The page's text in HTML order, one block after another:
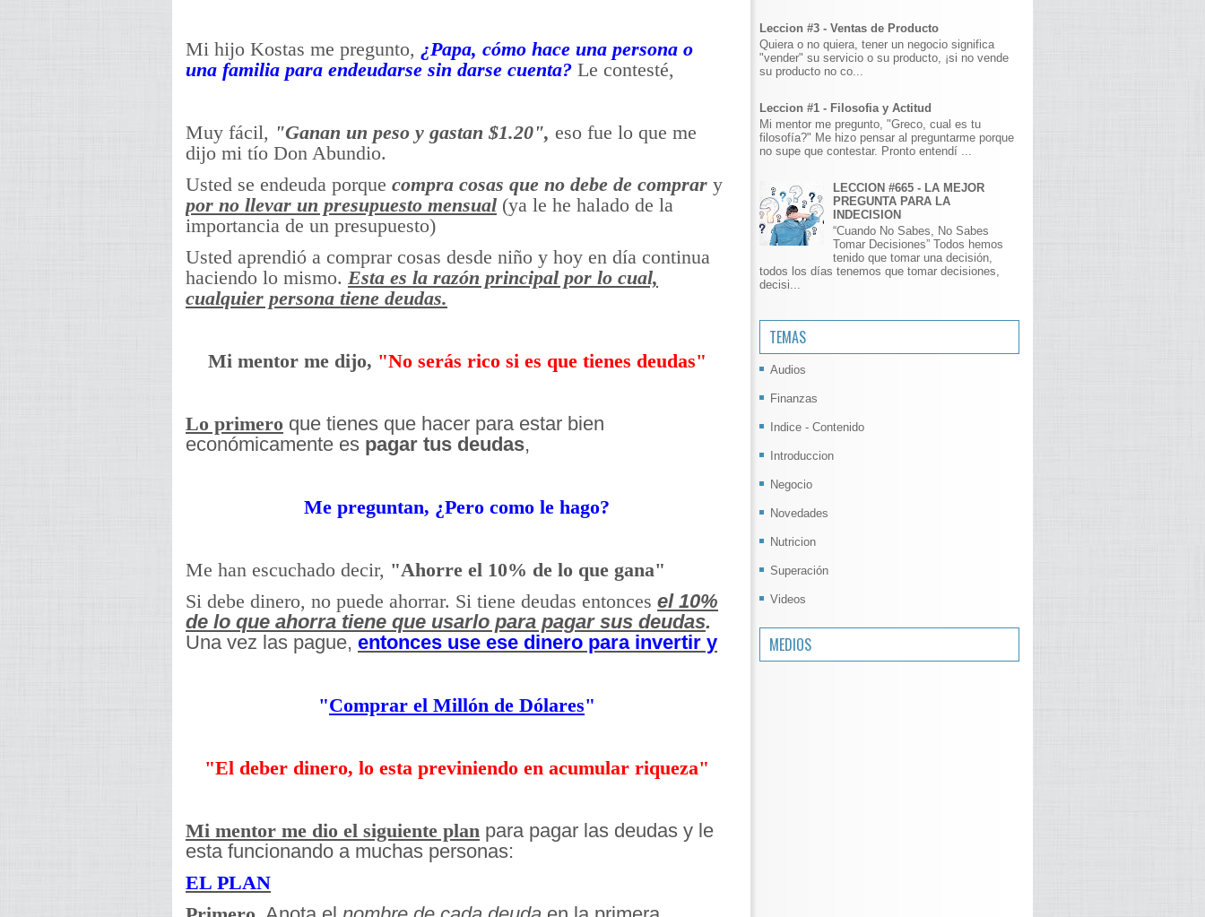
Mi hijo Kostas me pregunto, ¿Papa, cómo hace una persona o
una familia para endeudarse sin darse cuenta? Le contesté,
Muy fácil, "Ganan un peso y gastan $1.20", eso fue lo que me
dijo mi tío Don Abundio.
Usted se endeuda porque compra cosas que no debe de comprar y
por no llevar un presupuesto mensual (ya le he halado de la
importancia de un presupuesto)
Usted aprendió a comprar cosas desde niño y hoy en día continua
haciendo lo mismo. Esta es la razón principal por lo cual,
cualquier persona tiene deudas.
Mi mentor me dijo, "No serás rico si es que tienes deudas"
Lo primero que tienes que hacer para estar bien
económicamente es pagar tus deudas,
Me preguntan, ¿Pero como le hago?
Me han escuchado decir, "Ahorre el 10% de lo que gana"
Si debe dinero, no puede ahorrar. Si tiene deudas entonces el 10%
de lo que ahorra tiene que usarlo para pagar sus deudas.
Una vez las pague, entonces use ese dinero para invertir y
"Comprar el Millón de Dólares"
"El deber dinero, lo esta previniendo en acumular riqueza"
Mi mentor me dio el siguiente plan para pagar las deudas y le
esta funcionando a muchas personas:
EL PLAN
Leccion #3 - Ventas de Producto
Quiera o no quiera, tener un negocio significa
"vender" su servicio o su producto, ¡si no vende
su producto no co...
Leccion #1 - Filosofia y Actitud
Mi mentor me pregunto, "Greco, cual es tu
filosofía?" Me hizo pensar al preguntarme porque
no supe que contestar. Pronto entendí ...
LECCION #665 - LA MEJOR
PREGUNTA PARA LA
INDECISION
“Cuando No Sabes, No Sabes
Tomar Decisiones” Todos hemos
tenido que tomar una decisión,
todos los días tenemos que tomar decisiones,
decisi...
TEMAS
Audios
Finanzas
Indice - Contenido
Introduccion
Negocio
Novedades
Nutricion
Superación
Videos
MEDIOS